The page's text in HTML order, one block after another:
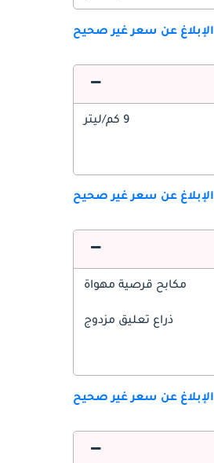
الإبلاغ عن سعر غير صحيح
9 كم/ليتر
الإبلاغ عن سعر غير صحيح
مكابح قرصية مهواة
ذراع تعليق مزدوج
الإبلاغ عن سعر غير صحيح